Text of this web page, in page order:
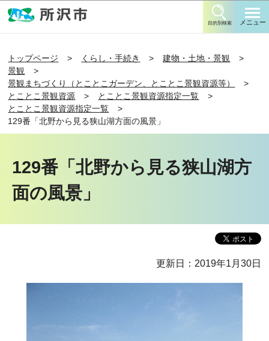
目的別検索 メニュー
トップページ くらし・手続き
建物・土地・景観
景観
景観まちづくり（とことこガーデン、とことこ景観資源等）
とことこ景観資源
とことこ景観資源指定一覧
とことこ景観資源指定一覧
129番「北野から見る狭山湖方面の風景」
129番「北野から見る狭山湖方
面の風景」
更新日：2019年1月30日